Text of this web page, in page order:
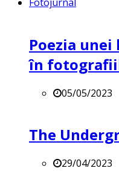
Poezia
în
05/05/2023
The
29/04/2023